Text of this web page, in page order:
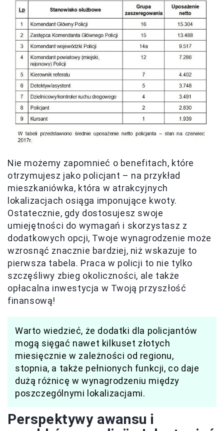
Nie możemy zapomnieć o benefitach, które
otrzymujesz jako policjant – na przykład
mieszkaniówka, która w atrakcyjnych
lokalizacjach osiąga imponujące kwoty.
Ostatecznie, gdy dostosujesz swoje
umiejętności do wymagań i skorzystasz z
dodatkowych opcji, Twoje wynagrodzenie może
wzrosnąć znacznie bardziej, niż wskazuje to
pierwsza tabela. Praca w policji to nie tylko
szczęśliwy zbieg okoliczności, ale także
opłacalna inwestycja w Twoją przyszłość
finansową!
Warto wiedzieć, że dodatki dla policjantów
mogą sięgać nawet kilkuset złotych
miesięcznie w zależności od regionu,
stopnia, a także pełnionych funkcji, co daje
dużą różnicę w wynagrodzeniu między
poszczególnymi lokalizacjami.
Perspektywy awansu i